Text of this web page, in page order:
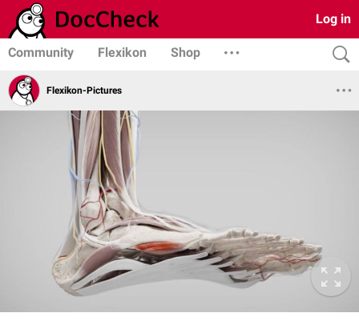
Log in
Community Flexikon Shop
Flexikon-Pictures